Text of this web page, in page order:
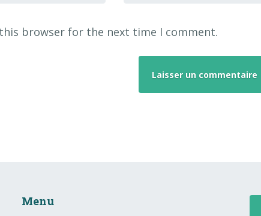
browser for the next time I comment.
Menu